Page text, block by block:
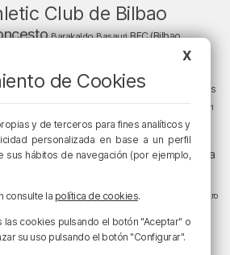
Club de Bilbao
Barakaldo Basauri BEC (Bilbao
Bizkaia
Copa del Rey cultura
Cáritas
Bilbao Egunon Bizkaia el tiempo Enkarterri
Euskadi (País Vasco)
vasco juanma jubera LaLiga LaLiga
sociedadsucesos Teatro
atmosféricotráfico
X
de Cookies
y de terceros para fines analíticos y
personalizada en base a un perfil
sus hábitos de navegación (por ejemplo,
consulte la política de cookies.
las cookies pulsando el botón "Aceptar" o
su uso pulsando el botón "Configurar".